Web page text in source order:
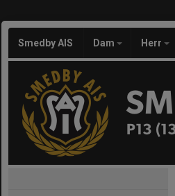
Smedby AIS Dam Herr
P13